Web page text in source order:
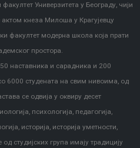
Универзитета у Београду, чији
кнеза Милоша у Крагујевцу
факултет модерна школа која прати
простора.
наставника и сарадника и 200
6000 студената на свим нивоима, од
се одвија у оквиру десет
психологија, педагогија,
историја, историја уметности,
студијских група имају традицију